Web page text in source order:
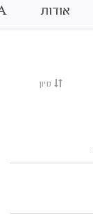
אודות
מיון